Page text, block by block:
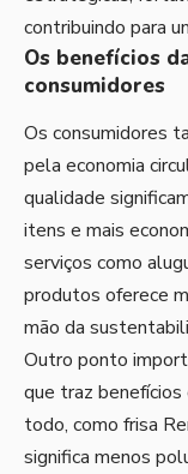
contribuindo para
Os benefícios
consumidores
Os consumidores
pela economia
qualidade
itens e mais
serviços como
produtos oferece
mão da
Outro ponto
que traz
todo, como frisa
significa menos